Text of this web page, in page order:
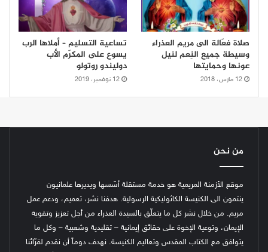
صلاة فعّالة الى مريم العذراء
وسيطة جميع النِعم لنيل
عونها وحمايتها
12 مارس، 2018
تساعية التسليم – أملاها الرب
يسوع على المكرّم الأب
دوليندو روتولو
12 نوفمبر، 2019
من نحن
موقع الأزمنة المريمية هو خدمة مستقلة أسّسها ويديرها علمانيون
ينتمون الى الكنيسة الكاثوليكية الرسولية. هدفنا نشر، تعميم، ودعم عمل
مريم. من خلال نشر كل ما يتعلّق بالسيدة العذراء من أجل تعزيز وتقوية
الإيمان، وتوعية الإخوة على حقائق إيمانية – تقليدية وشعبية – وكل ما
يتوافق مع الكتاب المقدس وتعاليم الكنيسة. نهدف دوماً أن نقدم لقرّائنا